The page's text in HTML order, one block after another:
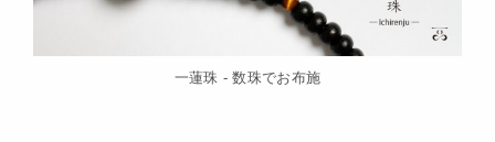
一蓮珠 - 数珠でお布施